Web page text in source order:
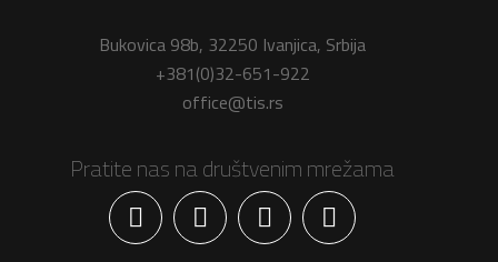
Bukovica 98b, 32250 Ivanjica, Srbija
+381(0)32-651-922
office@tis.rs
Pratite nas na društvenim mrežama
Facebook